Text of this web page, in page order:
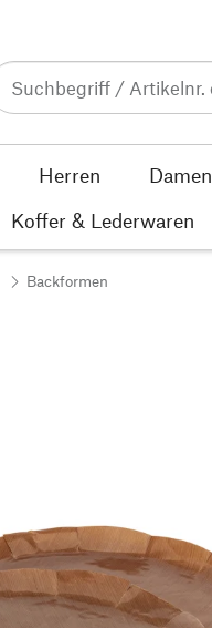
Herren Damen
Koffer & Lederwaren
Backformen